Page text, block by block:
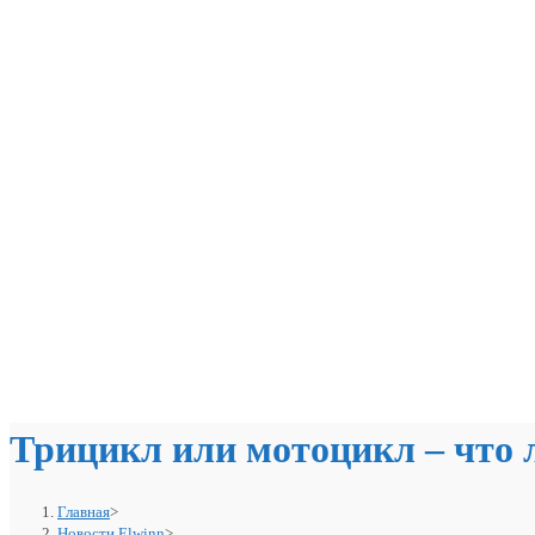
Трицикл или мотоцикл – что
Главная>